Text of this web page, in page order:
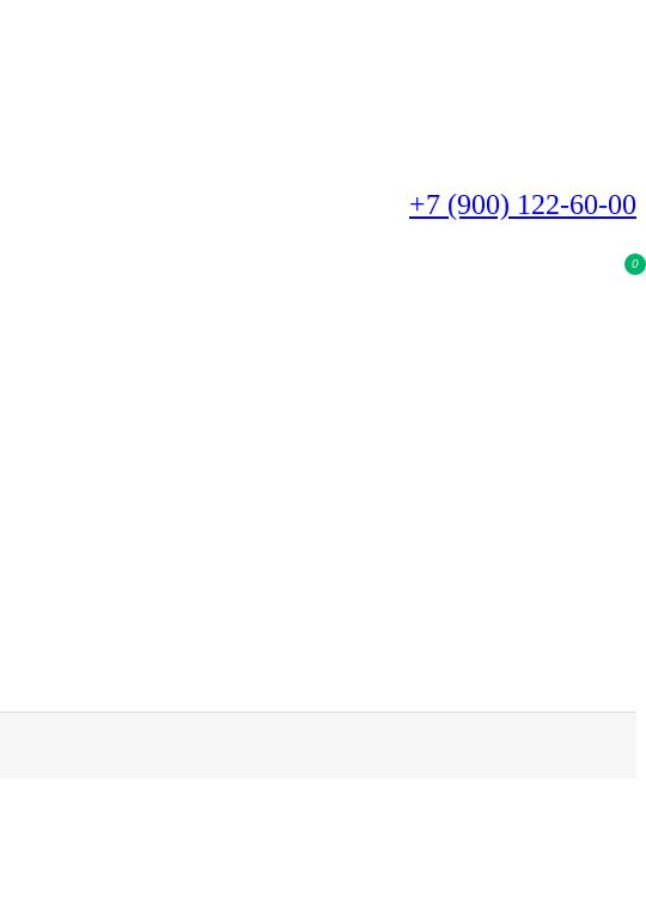
+7 (900) 122-60-00
0